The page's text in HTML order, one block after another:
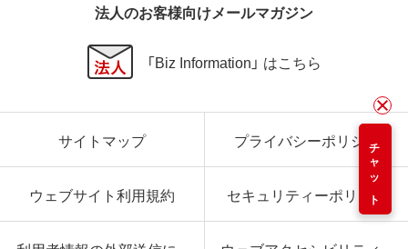
チャット
法人のお客様向けメールマガジン
「Biz Information」 はこちら
サイトマップ プライバシーポリシー
ウェブサイト利用規約 セキュリティーポリシー